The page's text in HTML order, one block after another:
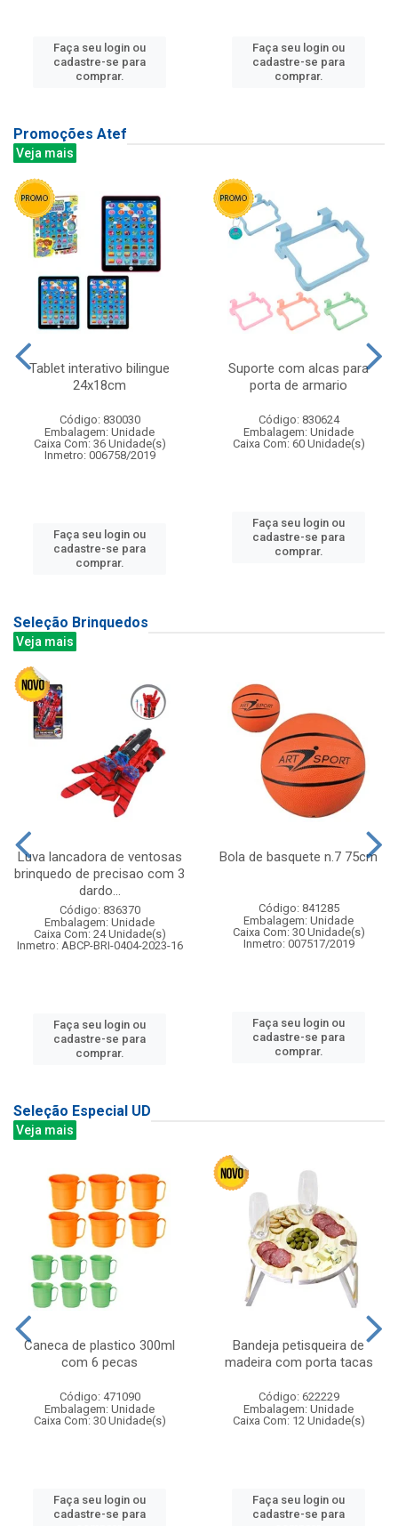
Faça seu login ou
cadastre-se para
comprar.
Faça seu login ou
cadastre-se para
comprar.
Promoções Atef
Veja mais
Tablet interativo bilingue
24x18cm
Código: 830030
Embalagem: Unidade
Caixa Com: 36 Unidade(s)
Inmetro: 006758/2019
Faça seu login ou
cadastre-se para
comprar.
Suporte com alcas para
porta de armario
Código: 830624
Embalagem: Unidade
Caixa Com: 60 Unidade(s)
Faça seu login ou
cadastre-se para
comprar.
Seleção Brinquedos
Veja mais
Luva lancadora de ventosas
brinquedo de precisao com 3
dardo...
Código: 836370
Embalagem: Unidade
Caixa Com: 24 Unidade(s)
Inmetro: ABCP-BRI-0404-2023-16
Faça seu login ou
cadastre-se para
comprar.
Bola de basquete n.7 75cm
Código: 841285
Embalagem: Unidade
Caixa Com: 30 Unidade(s)
Inmetro: 007517/2019
Faça seu login ou
cadastre-se para
comprar.
Seleção Especial UD
Veja mais
Caneca de plastico 300ml
com 6 pecas
Código: 471090
Embalagem: Unidade
Caixa Com: 30 Unidade(s)
Faça seu login ou
cadastre-se para
Bandeja petisqueira de
madeira com porta tacas
Código: 622229
Embalagem: Unidade
Caixa Com: 12 Unidade(s)
Faça seu login ou
cadastre-se para